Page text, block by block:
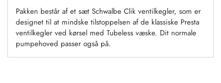
Pakken består af et sæt Schwalbe Clik ventilkegler, som er
designet til at mindske tilstoppelsen af de klassiske Presta
ventilkegler ved kørsel med Tubeless væske. Dit normale
pumpehoved passer også på.